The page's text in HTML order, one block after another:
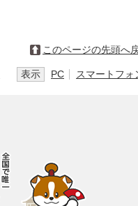
このページの先頭へ
表示 PC スマートフォ